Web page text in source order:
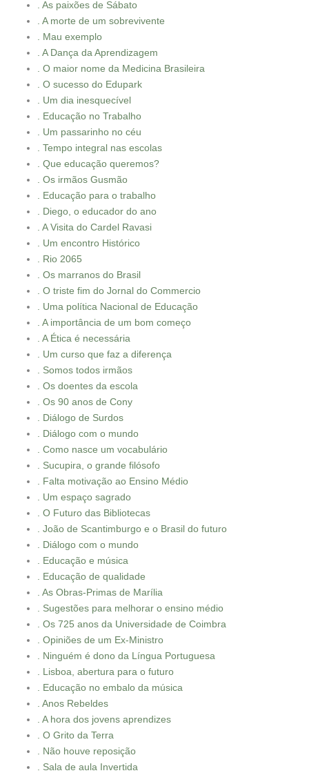
. As paixões de Sábato
. A morte de um sobrevivente
. Mau exemplo
. A Dança da Aprendizagem
. O maior nome da Medicina Brasileira
. O sucesso do Edupark
. Um dia inesquecível
. Educação no Trabalho
. Um passarinho no céu
. Tempo integral nas escolas
. Que educação queremos?
. Os irmãos Gusmão
. Educação para o trabalho
. Diego, o educador do ano
. A Visita do Cardel Ravasi
. Um encontro Histórico
. Rio 2065
. Os marranos do Brasil
. O triste fim do Jornal do Commercio
. Uma política Nacional de Educação
. A importância de um bom começo
. A Ética é necessária
. Um curso que faz a diferença
. Somos todos irmãos
. Os doentes da escola
. Os 90 anos de Cony
. Diálogo de Surdos
. Diálogo com o mundo
. Como nasce um vocabulário
. Sucupira, o grande filósofo
. Falta motivação ao Ensino Médio
. Um espaço sagrado
. O Futuro das Bibliotecas
. João de Scantimburgo e o Brasil do futuro
. Diálogo com o mundo
. Educação e música
. Educação de qualidade
. As Obras-Primas de Marília
. Sugestões para melhorar o ensino médio
. Os 725 anos da Universidade de Coimbra
. Opiniões de um Ex-Ministro
. Ninguém é dono da Língua Portuguesa
. Lisboa, abertura para o futuro
. Educação no embalo da música
. Anos Rebeldes
. A hora dos jovens aprendizes
. O Grito da Terra
. Não houve reposição
. Sala de aula Invertida